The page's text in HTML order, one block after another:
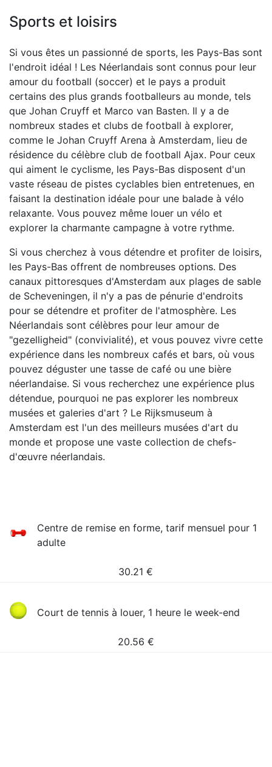
Sports et loisirs
Si vous êtes un passionné de sports, les Pays-Bas sont
l'endroit idéal ! Les Néerlandais sont connus pour leur
amour du football (soccer) et le pays a produit
certains des plus grands footballeurs au monde, tels
que Johan Cruyff et Marco van Basten. Il y a de
nombreux stades et clubs de football à explorer,
comme le Johan Cruyff Arena à Amsterdam, lieu de
résidence du célèbre club de football Ajax. Pour ceux
qui aiment le cyclisme, les Pays-Bas disposent d'un
vaste réseau de pistes cyclables bien entretenues, en
faisant la destination idéale pour une balade à vélo
relaxante. Vous pouvez même louer un vélo et
explorer la charmante campagne à votre rythme.
Si vous cherchez à vous détendre et profiter de loisirs,
les Pays-Bas offrent de nombreuses options. Des
canaux pittoresques d'Amsterdam aux plages de sable
de Scheveningen, il n'y a pas de pénurie d'endroits
pour se détendre et profiter de l'atmosphère. Les
Néerlandais sont célèbres pour leur amour de
"gezelligheid" (convivialité), et vous pouvez vivre cette
expérience dans les nombreux cafés et bars, où vous
pouvez déguster une tasse de café ou une bière
néerlandaise. Si vous recherchez une expérience plus
détendue, pourquoi ne pas explorer les nombreux
musées et galeries d'art ? Le Rijksmuseum à
Amsterdam est l'un des meilleurs musées d'art du
monde et propose une vaste collection de chefs-
d'œuvre néerlandais.
Сentre de remise en forme, tarif mensuel pour 1
adulte
30.21 €
Court de tennis à louer, 1 heure le week-end
20.56 €